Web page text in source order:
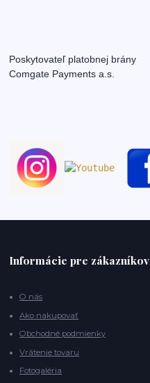
Poskytovateľ platobnej brány
Comgate Payments a.s.
Informácie pre zákazníkov
O nás
Ako nakupovať
Obchodné podmienky
Vrátenie tovaru
Fotogaléria